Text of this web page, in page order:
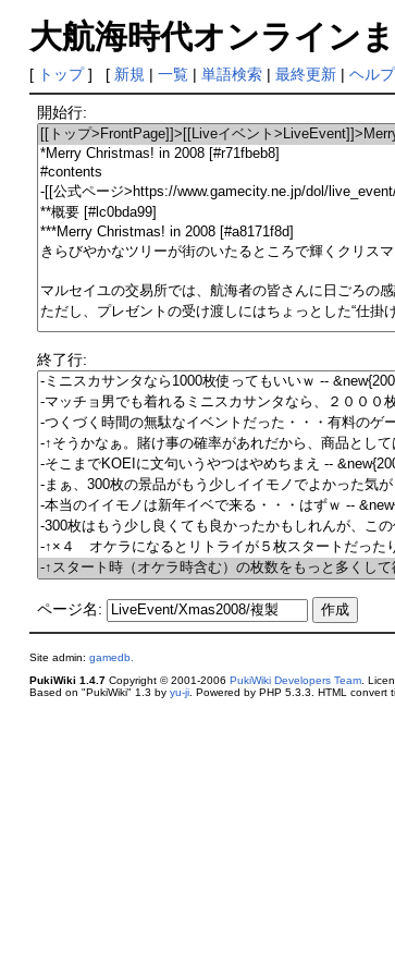
大航海時代オンライン
[ トップ] [ 新規 | 一覧| 単語検索| 最終更新| ヘルプ
開始行:
終了行:
ページ名:
Site admin: gamedb.
PukiWiki 1.4.7Copyright © 2001-2006 PukiWiki Developers Team.
Based on "PukiWiki" 1.3 by yu-ji. Powered by PHP 5.3.3. HTML convert